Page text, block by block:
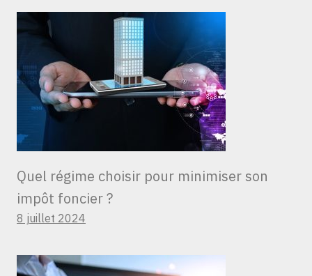
Quel régime choisir pour minimiser son
impôt foncier ?
8 juillet 2024